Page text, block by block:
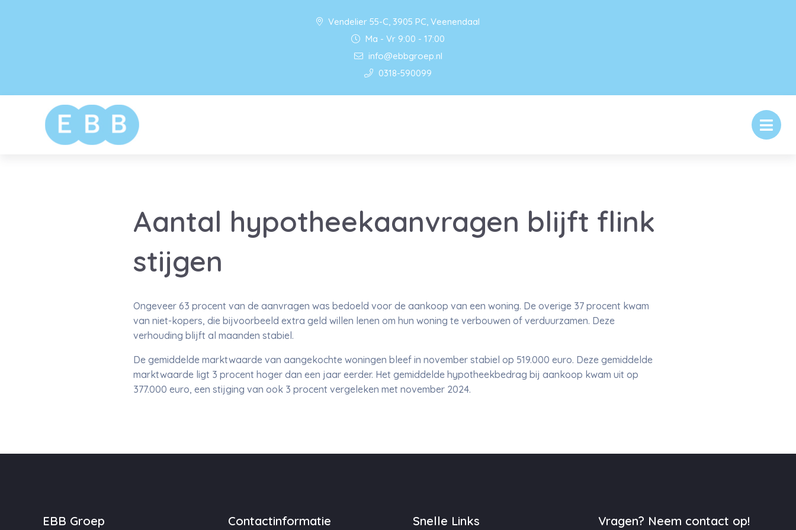
Vendelier 55-C, 3905 PC, Veenendaal
Ma - Vr 9:00 - 17:00
info@ebbgroep.nl
0318-590099
Aantal hypotheekaanvragen blijft flink
stijgen
Ongeveer 63 procent van de aanvragen was bedoeld voor de aankoop van een woning. De overige 37 procent kwam
van niet-kopers, die bijvoorbeeld extra geld willen lenen om hun woning te verbouwen of verduurzamen. Deze
verhouding blijft al maanden stabiel.
De gemiddelde marktwaarde van aangekochte woningen bleef in november stabiel op 519.000 euro. Deze gemiddelde
marktwaarde ligt 3 procent hoger dan een jaar eerder. Het gemiddelde hypotheekbedrag bij aankoop kwam uit op
377.000 euro, een stijging van ook 3 procent vergeleken met november 2024.
EBB Groep Contactinformatie Snelle Links Vragen? Neem contact op!